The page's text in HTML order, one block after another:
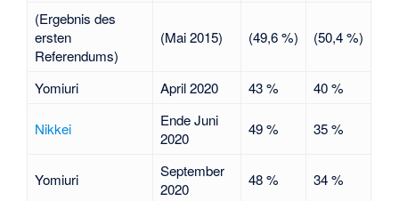
(Ergebnis des
ersten
Referendums)
(Mai 2015) (49,6 %) (50,4 %)
Yomiuri April 2020 43 % 40 %
Nikkei
Ende Juni
2020
49 % 35 %
Yomiuri
September
2020
48 % 34 %